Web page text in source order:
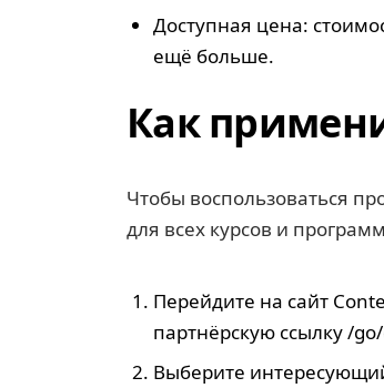
Доступная цена:
ещё больше.
Как
Чтобы воспользоваться
для всех курсов и
Перейдите на сайт
партнёрскую ссылку /
Выберите